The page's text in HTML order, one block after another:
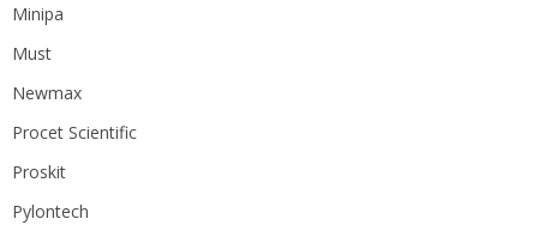
Minipa
Must
Newmax
Procet Scientific
Proskit
Pylontech